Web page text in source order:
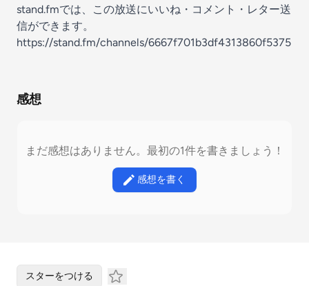
stand.fmでは、この放送にいいね・コメント・レター送
信ができます。
https://stand.fm/channels/6667f701b3df4313860f5375
感想
まだ感想はありません。最初の1件を書きましょう！
感想を書く
スターをつける